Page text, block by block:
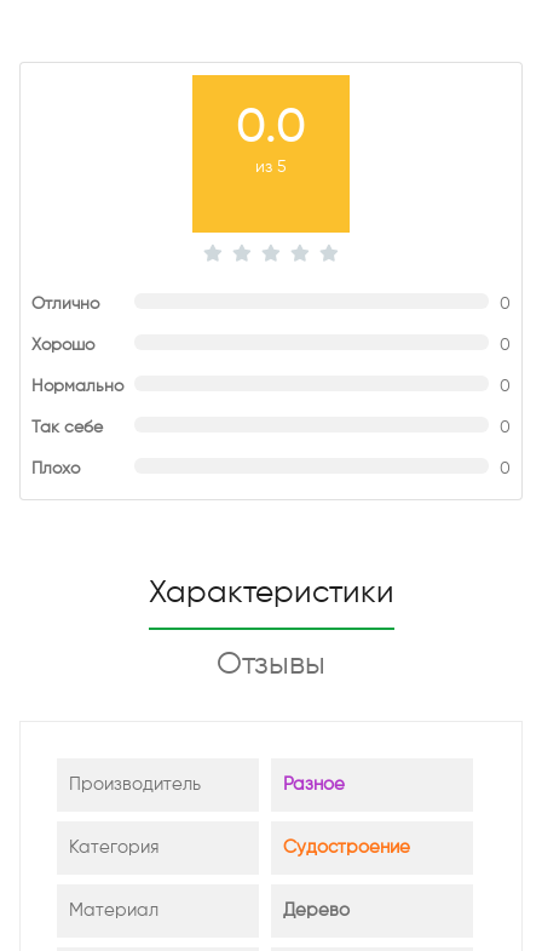
0.0
из 5
Отлично 0
Хорошо 0
Нормально 0
Так себе 0
Плохо 0
Характеристики
Отзывы
Производитель Разное
Категория Судостроение
Материал Дерево